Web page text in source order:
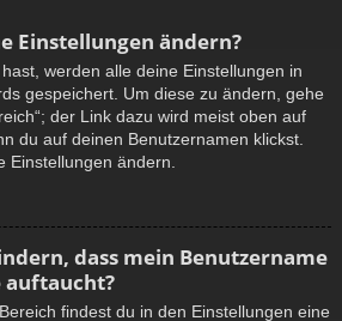
Einstellungen ändern?
werden alle deine Einstellungen in
gespeichert. Um diese zu ändern, gehe
der Link dazu wird meist oben auf
du auf deinen Benutzernamen klickst.
Einstellungen ändern.
dass mein Benutzername
auftaucht?
findest du in den Einstellungen eine